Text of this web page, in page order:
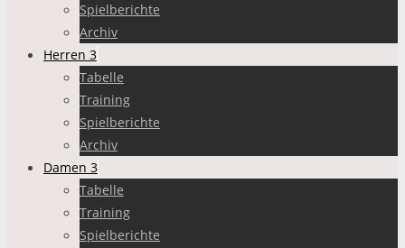
Spielberichte
Archiv
Herren 3
Tabelle
Training
Spielberichte
Archiv
Damen 3
Tabelle
Training
Spielberichte